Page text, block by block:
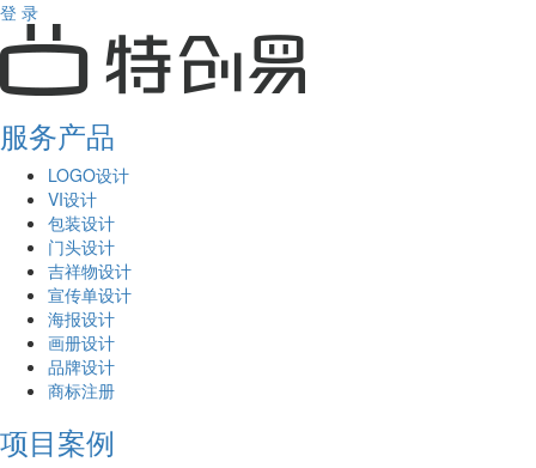
登 录
服务产品
LOGO设计
VI设计
包装设计
门头设计
吉祥物设计
宣传单设计
海报设计
画册设计
品牌设计
商标注册
项目案例